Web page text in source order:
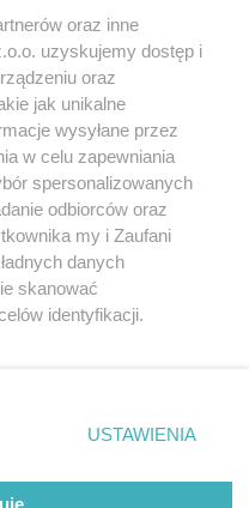
korzystania z portali
sięz nami
oraz inne
uzyskujemy dostęp i
oraz
jak unikalne
wysyłane przez
w celu zapewniania
spersonalizowanych
odbiorców oraz
my i Zaufani
danych
skanować
identyfikacji.
ustawień prywatności
strony
wymagają zgody
się takiemu
USTAWIENIA